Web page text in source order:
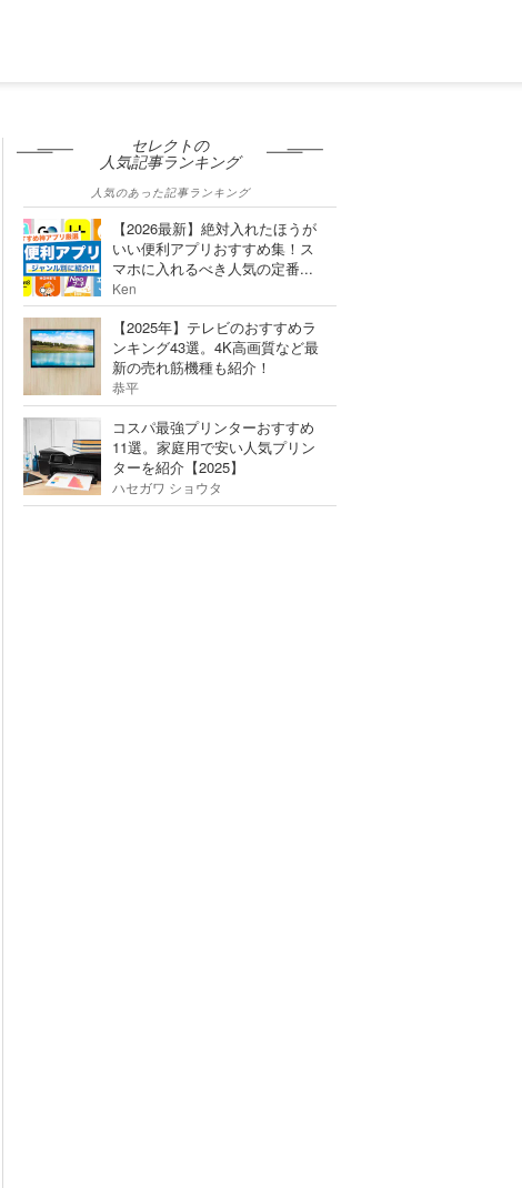
セレクトの
人気記事ランキング
人気のあった記事ランキング
【2026最新】絶対入れたほうが
いい便利アプリおすすめ集！ス
マホに入れるべき人気の定番...
Ken
【2025年】テレビのおすすめラ
ンキング43選。4K高画質など最
新の売れ筋機種も紹介！
恭平
コスパ最強プリンターおすすめ
11選。家庭用で安い人気プリン
ターを紹介【2025】
ハセガワ ショウタ